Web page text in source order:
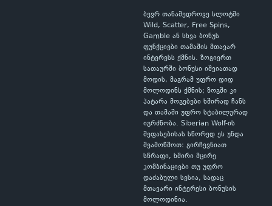
ბევრ თანამედროვე სლოტში
Wild, Scatter, Free Spins,
Gamble ან სხვა ბონუს
ფუნქციები თამაშის მთავარ
ინტერესს ქმნის. ზოგიერთ
სათაურში ბონუსი იშვიათად
მოდის, მაგრამ უფრო დიდ
მოლოდინს ქმნის; ზოგში კი
პატარა მოგებები ხშირად ჩანს
და თამაში უფრო სტაბილურად
იგრძნობა. Siberian Wolf-ის
შეფასებისას სწორედ ეს უნდა
შეამოწმოთ: გირჩევნიათ
სწრაფი, ხშირი მცირე
კომბინაციები თუ უფრო
დაძაბული სესია, სადაც
მთავარი ინტერესი ბონუსის
მოლოდინია.